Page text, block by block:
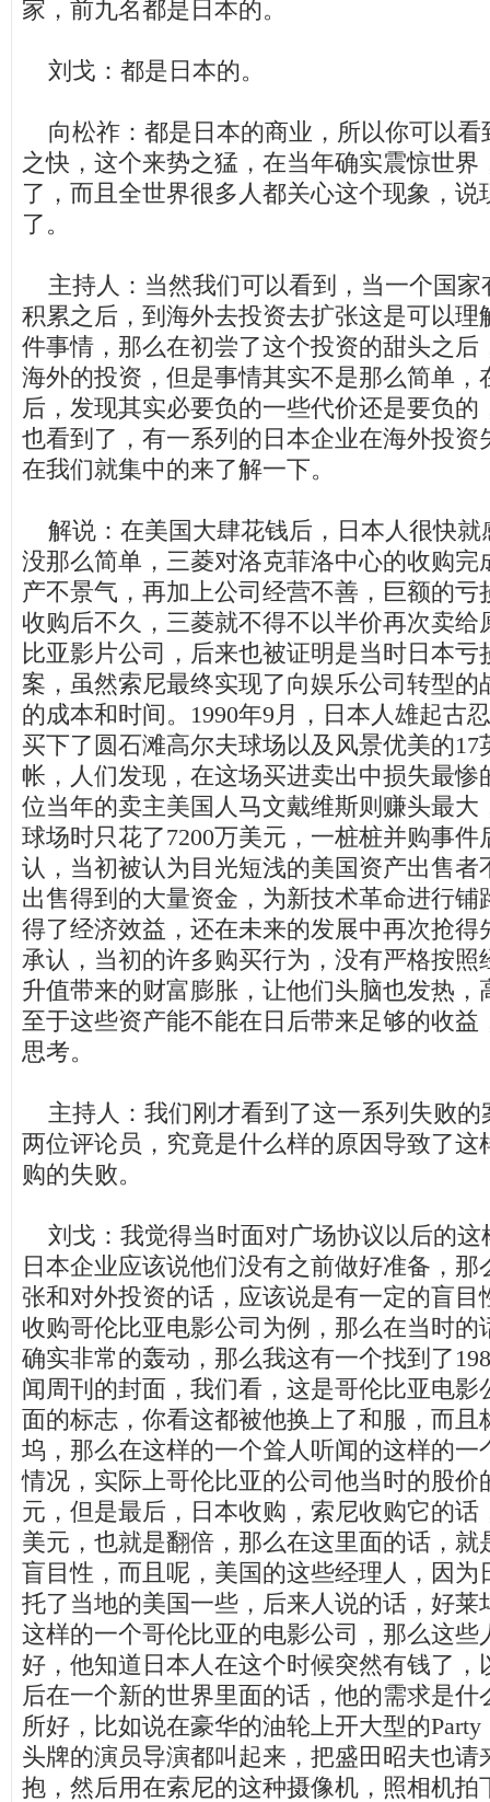
家，前九名都是日本的。
刘戈：都是日本的。
向松祚：都是日本的商业，所以你可以
之快，这个来势之猛，在当年确实震惊世界
了，而且全世界很多人都关心这个现象，说
了。
主持人：当然我们可以看到，当一个国
积累之后，到海外去投资去扩张这是可以理
件事情，那么在初尝了这个投资的甜头之后
海外的投资，但是事情其实不是那么简单，
后，发现其实必要负的一些代价还是要负的
也看到了，有一系列的日本企业在海外投资
在我们就集中的来了解一下。
解说：在美国大肆花钱后，日本人很快
没那么简单，三菱对洛克菲洛中心的收购完
产不景气，再加上公司经营不善，巨额的亏
收购后不久，三菱就不得不以半价再次卖给
比亚影片公司，后来也被证明是当时日本亏
案，虽然索尼最终实现了向娱乐公司转型的
的成本和时间。 1990年9 月，日本人雄起古
买下了圆石滩高尔夫球场以及风景优美的17
帐，人们发现，在这场买进卖出中损失最惨
位当年的卖主美国人马文戴维斯则赚头最大
球场时只花了7200万美元，一桩桩并购事件
认，当初被认为目光短浅的美国资产出售者
出售得到的大量资金，为新技术革命进行铺
得了经济效益，还在未来的发展中再次抢得
承认，当初的许多购买行为，没有严格按照
升值带来的财富膨胀，让他们头脑也发热，
至于这些资产能不能在日后带来足够的收益
思考。
主持人：我们刚才看到了这一系列失败
两位评论员，究竟是什么样的原因导致了这
购的失败。
刘戈：我觉得当时面对广场协议以后的
日本企业应该说他们没有之前做好准备，那
张和对外投资的话，应该说是有一定的盲目
收购哥伦比亚电影公司为例，那么在当时的
确实非常的轰动，那么我这有一个找到了
闻周刊的封面，我们看，这是哥伦比亚电影
面的标志，你看这都被他换上了和服，而且
坞，那么在这样的一个耸人听闻的这样的一
情况，实际上哥伦比亚的公司他当时的股价
元，但是最后，日本收购，索尼收购它的话
美元，也就是翻倍，那么在这里面的话，就
盲目性，而且呢，美国的这些经理人，因为
托了当地的美国一些，后来人说的话，好莱
这样的一个哥伦比亚的电影公司，那么这些
好，他知道日本人在这个时候突然有钱了，
后在一个新的世界里面的话，他的需求是什
所好，比如说在豪华的油轮上开大型的Party
头牌的演员导演都叫起来，把盛田昭夫也请
抱，然后用在索尼的这种摄像机，照相机拍